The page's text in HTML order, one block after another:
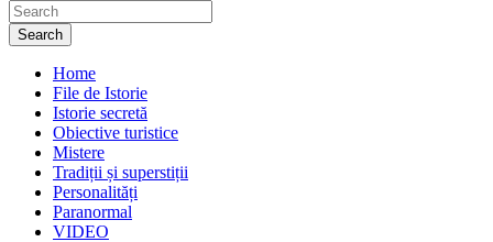
Search
Home
File de Istorie
Istorie secretă
Obiective turistice
Mistere
Tradiții și superstiții
Personalități
Paranormal
VIDEO